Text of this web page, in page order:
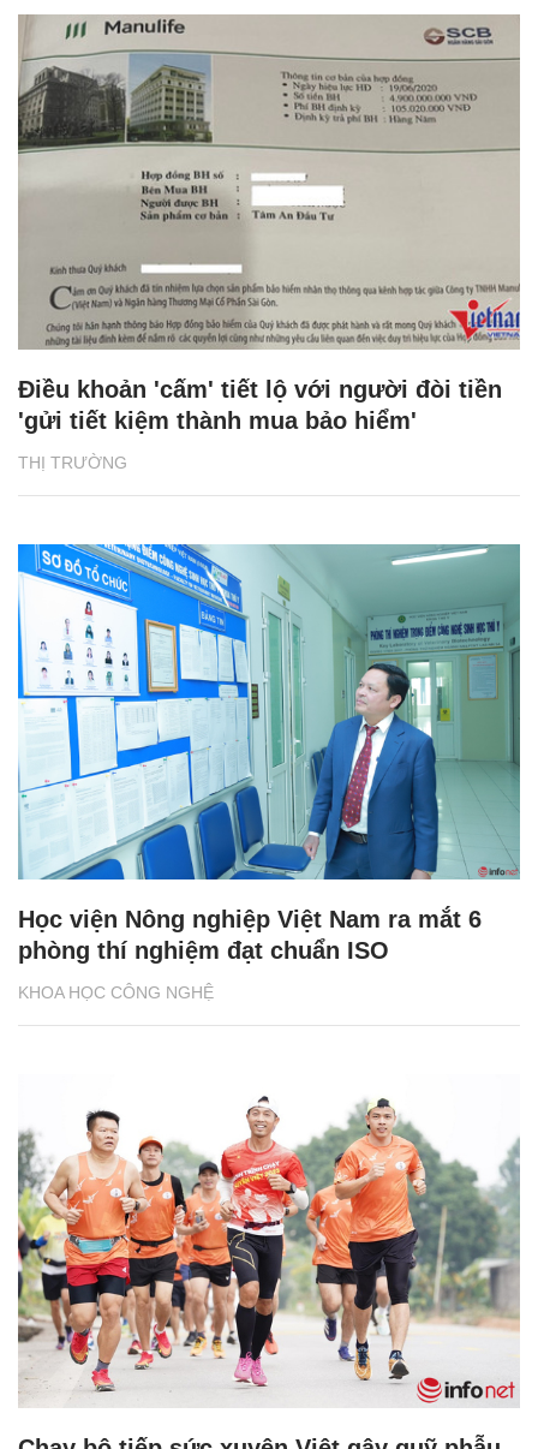
THỊ TRƯỜNG
Điều khoản 'cấm' tiết lộ với người đòi tiền
'gửi tiết kiệm thành mua bảo hiểm'
KHOA HỌC CÔNG NGHỆ
Học viện Nông nghiệp Việt Nam ra mắt 6
phòng thí nghiệm đạt chuẩn ISO